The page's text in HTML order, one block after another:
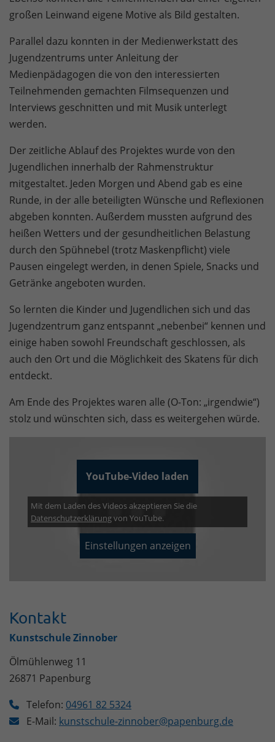
großen Leinwand eigene Motive als Bild gestalten.
Parallel dazu konnten in der Medienwerkstatt des
Jugendzentrums unter Anleitung der
Medienpädagogen die von den interessierten
Teilnehmenden gemachten Filmsequenzen und
Interviews geschnitten und mit Musik unterlegt
werden.
Der zeitliche Ablauf des Projektes wurde von den
Jugendlichen innerhalb der Rahmenstruktur
mitgestaltet. Jeden Morgen und Abend gab es eine
Runde, in der alle beteiligten Wünsche und Reflexionen
abgeben konnten. Außerdem mussten aufgrund des
heißen Wetters und der gesundheitlichen Belastung
durch den Spühnebel (trotz Maskenpflicht) viele
Pausen eingelegt werden, in denen Spiele, Snacks und
Getränke angeboten wurden.
So lernten die Kinder und Jugendlichen sich und das
Jugendzentrum ganz entspannt „nebenbei“ kennen und
einige haben sowohl Freundschaft geschlossen, als
auch den Ort und die Möglichkeit des Skatens für dich
entdeckt.
Am Ende des Projektes waren alle (O-Ton: „irgendwie“)
stolz und wünschten sich, dass es weitergehen würde.
YouTube-Video laden
Mit dem Laden des Videos akzeptieren Sie die
Datenschutzerklärungvon YouTube.
Einstellungen anzeigen
Kontakt
Kunstschule Zinnober
Ölmühlenweg 11
26871 Papenburg
Telefon: 04961 82 5324
E-Mail: kunstschule-zinnober@papenburg.de